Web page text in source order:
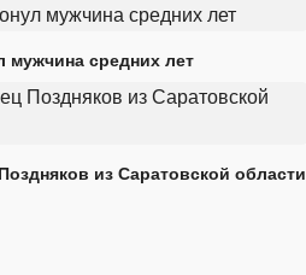
мужчина средних лет
из Саратовской области